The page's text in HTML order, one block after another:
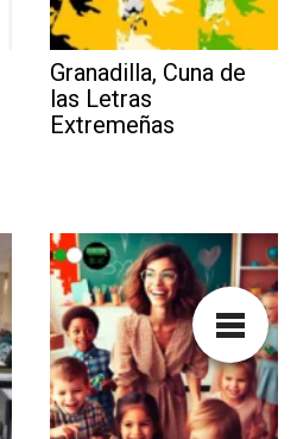
Granadilla, Cuna de
las Letras
Extremeñas